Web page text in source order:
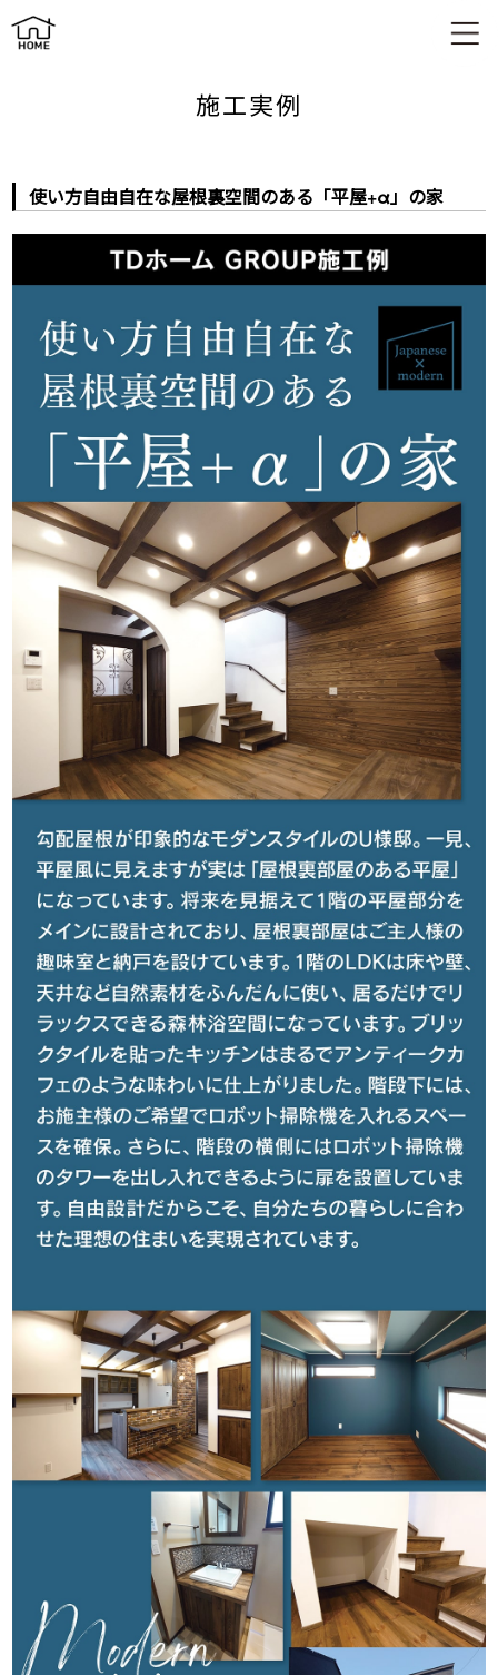
使い方自由自在な屋根裏空間のある「平屋 α」の家
施工実例
使い方自由自在な屋根裏空間のある「平屋+α」の家